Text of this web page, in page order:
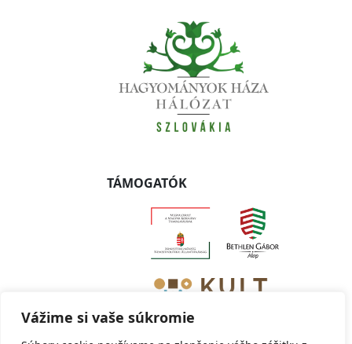
Vážime si vaše súkromie
TÁMOGATÓK